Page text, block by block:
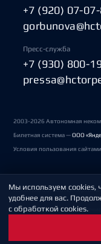
+7 (920) 07-
Пресс-служба
+7 (930) 800-
2003-2026 Автономная
Билетная система —ООО
Условия пользования
Политика обработки
Пользовательское соглашение
Мы используем cookies,
удобнее для вас.
с обработкой cookies.